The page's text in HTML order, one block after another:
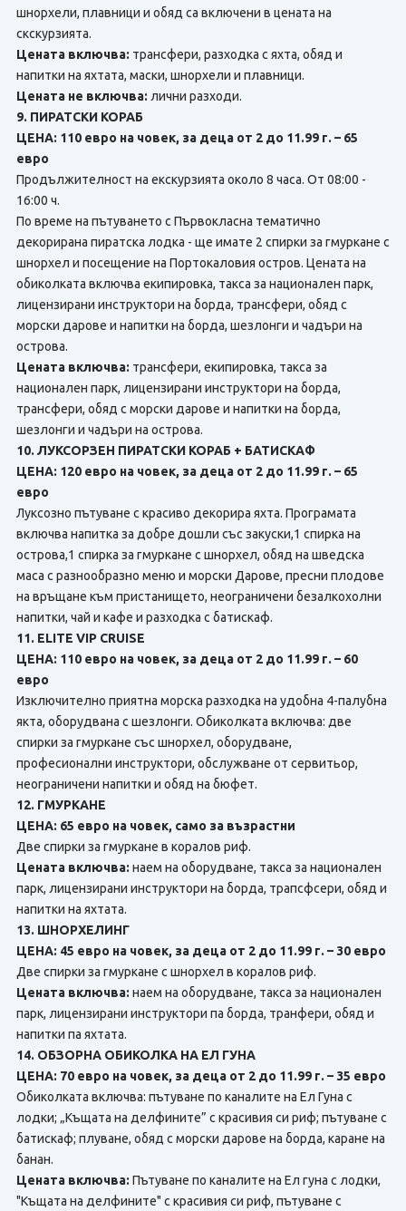
шнорхели, плавници и обяд са включени в цената на
скскурзията.
Цената включва: трансфери, разходка с яхта, обяд и
напитки на яхтата, маски, шнорхели и плавници.
Цената не включва: лични разходи.
9. ПИРАТСКИ КОРАБ
ЦЕНА: 110 евро на човек, за деца от 2 до 11.99 г. – 65
евро
Продължителност на екскурзията около 8 часа. От 08:00 -
16:00 ч.
По време на пътуването с Първокласна тематично
декорирана пиратска лодка - ще имате 2 спирки за гмуркане с
шнорхел и посещение на Портокаловия остров. Цената на
обиколката включва екипировка, такса за национален парк,
лицензирани инструктори на борда, трансфери, обяд с
морски дарове и напитки на борда, шезлонги и чадъри на
острова.
Цената включва: трансфери, екипировка, такса за
национален парк, лицензирани инструктори на борда,
трансфери, обяд с морски дарове и напитки на борда,
шезлонги и чадъри на острова.
10. ЛУКСОРЗЕН ПИРАТСКИ КОРАБ + БАТИСКАФ
ЦЕНА: 120 евро на човек, за деца от 2 до 11.99 г. – 65
евро
Луксозно пътуване с красиво декорира яхта. Програмата
включва напитка за добре дошли със закуски,1 спирка на
острова,1 спирка за гмуркане с шнорхел, обяд на шведска
маса с разнообразно меню и морски Дарове, пресни плодове
на връщане към пристанището, неограничени безалкохолни
напитки, чай и кафе и разходка с батискаф.
11. ELITE VIP CRUISE
ЦЕНА: 110 евро на човек, за деца от 2 до 11.99 г. – 60
евро
Изключително приятна морска разходка на удобна 4-палубна
якта, оборудвана с шезлонги. Обиколката включва: две
спирки за гмуркане със шнорхел, оборудване,
професионални инструктори, обслужване от сервитьор,
неограничени напитки и обяд на бюфет.
12. ГМУРКАНЕ
ЦЕНА: 65 евро на човек, само за възрастни
Две спирки за гмуркане в коралов риф.
Цената включва: наем на оборудване, такса за национален
парк, лицензирани инструктори на борда, трапсфсери, обяд и
напитки на яхтата.
13. ШНОРХЕЛИНГ
ЦЕНА: 45 евро на човек, за деца от 2 до 11.99 г. – 30 евро
Две спирки за гмуркане с шнорхел в коралов риф.
Цената включва: наем на оборудване, такса за национален
парк, лицензирани инструктори па борда, транфери, обяд и
напитки па яхтата.
14. ОБЗОРНА ОБИКОЛКА НА ЕЛ ГУНА
ЦЕНА: 70 евро на човек, за деца от 2 до 11.99 г. – 35 евро
Обиколката включва: пътуване по каналите на Ел Гуна с
лодки; „Къщата на делфините” с красивия си риф; пътуване с
батискаф; плуване, обяд с морски дарове нa борда, каране на
банан.
Цената включва: Пътуване по каналите на Ел гуна с лодки,
"Къщата на делфините" с красивия си риф, пътуване с